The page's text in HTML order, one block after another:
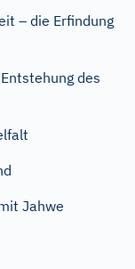
– die Erfindung
des
Jahwe